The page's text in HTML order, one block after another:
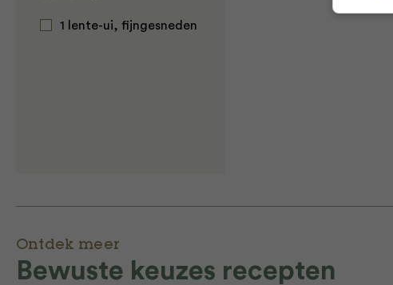
1 lente-ui, fijngesneden
Ontdek meer
Bewuste keuzes recepten